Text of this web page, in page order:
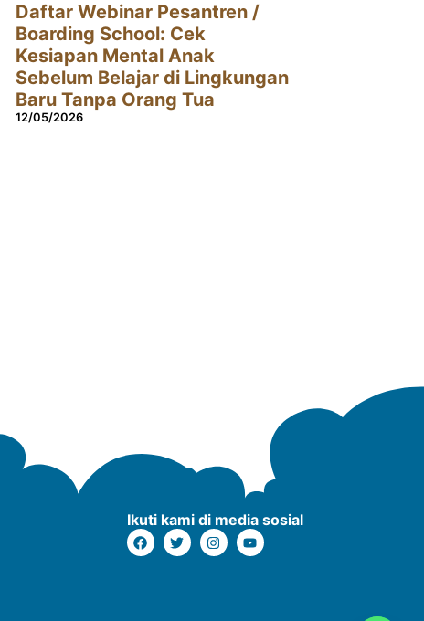
Daftar Webinar Pesantren /
Boarding School: Cek
Kesiapan Mental Anak
Sebelum Belajar di Lingkungan
Baru Tanpa Orang Tua
12/05/2026
Ikuti kami di media sosial